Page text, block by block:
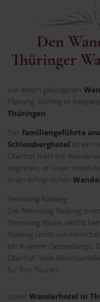
Den
Thüringer
Vor einem gelungenen
Planung. Wichtig ist
Thüringen.
Das familiengeführte
Schlossberghotel ist ein
Oberhof mehrere
beginnen, ist unser Hotel
einen erfolgreichen
Rennsteig Radweg
Der Rennsteig Radweg
Rennsteig Route, weicht
Radweg reicht von
km in seiner Gesamtlänge.
Oberhof. Viele
für ihre Touren.
Unser Wanderhotel in